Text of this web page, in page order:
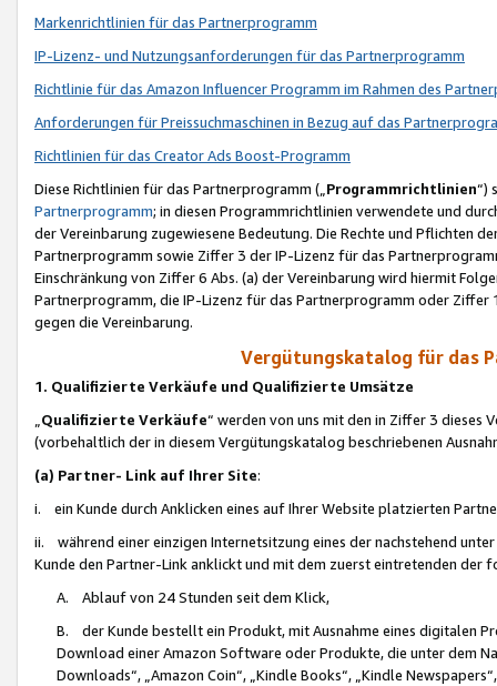
Markenrichtlinien für das Partnerprogramm
IP-Lizenz- und Nutzungsanforderungen für das Partnerprogramm
Richtlinie für das Amazon Influencer Programm im Rahmen des
Anforderungen für Preissuchmaschinen in Bezug auf das
Richtlinien für das Creator Ads Boost-Programm
Diese Richtlinien für das Partnerprogramm („Programmrichtlinien“)
Partnerprogramm; in diesen Programmrichtlinien verwendete und
der Vereinbarung zugewiesene Bedeutung. Die Rechte und Pflichten
Partnerprogramm sowie Ziffer 3 der IP-Lizenz für das
Einschränkung von Ziffer 6 Abs. (a) der Vereinbarung wird hiermit
Partnerprogramm, die IP-Lizenz für das Partnerprogramm oder
gegen die Vereinbarung.
Vergütungskatalog für das
1. Qualifizierte Verkäufe und Qualifizierte Umsätze
Qualifizierte Verkäufe“ werden von uns mit den in Ziffer 3
(vorbehaltlich der in diesem Vergütungskatalog beschriebenen
(a) Partner- Link auf Ihrer Site:
i. ein Kunde durch Anklicken eines auf Ihrer Website platzierten
ii. während einer einzigen Internetsitzung eines der nachstehend
Kunde den Partner-Link anklickt und mit dem zuerst eintretenden der
A. Ablauf von 24 Stunden seit dem Klick,
B. der Kunde bestellt ein Produkt, mit Ausnahme eines digitalen
Download einer Amazon Software oder Produkte, die unter dem
Downloads“, „Amazon Coin“, „Kindle Books“, „Kindle